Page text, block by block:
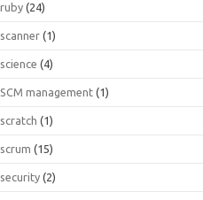
ruby (24)
scanner (1)
science (4)
SCM management (1)
scratch (1)
scrum (15)
security (2)